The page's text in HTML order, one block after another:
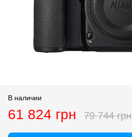
В наличии
61 824 грн 79 744 грн